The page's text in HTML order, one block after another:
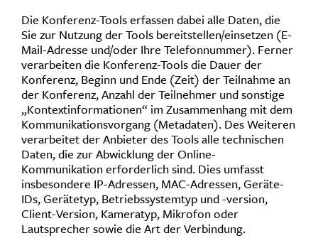
Die Konferenz-Tools erfassen dabei alle Daten, die
Sie zur Nutzung der Tools bereitstellen/einsetzen (E-
Mail-Adresse und/oder Ihre Telefonnummer). Ferner
verarbeiten die Konferenz-Tools die Dauer der
Konferenz, Beginn und Ende (Zeit) der Teilnahme an
der Konferenz, Anzahl der Teilnehmer und sonstige
„Kontextinformationen“ im Zusammenhang mit dem
Kommunikationsvorgang (Metadaten). Des Weiteren
verarbeitet der Anbieter des Tools alle technischen
Daten, die zur Abwicklung der Online-
Kommunikation erforderlich sind. Dies umfasst
insbesondere IP-Adressen, MAC-Adressen, Geräte-
IDs, Gerätetyp, Betriebssystemtyp und -version,
Client-Version, Kameratyp, Mikrofon oder
Lautsprecher sowie die Art der Verbindung.